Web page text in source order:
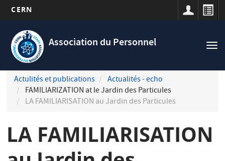
contenu
principal
CERN
Association du Personnel
Navigation
principale
Actulités et publications
Actualités - echo
FAMILIARIZATION at le Jardin des Particules
LA FAMILIARISATION au Jardin des Particules
LA FAMILIARISATION